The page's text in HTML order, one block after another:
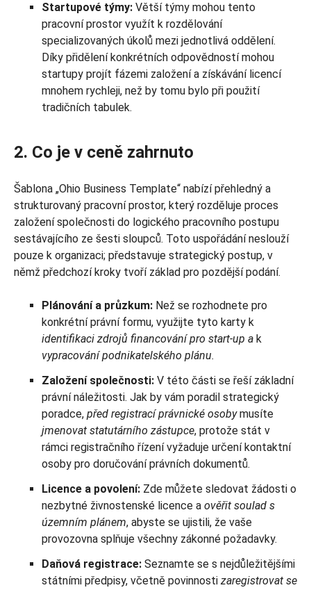
Startupové týmy: Větší týmy mohou tento
pracovní prostor využít k rozdělování
specializovaných úkolů mezi jednotlivá oddělení.
Díky přidělení konkrétních odpovědností mohou
startupy projít fázemi založení a získávání licencí
mnohem rychleji, než by tomu bylo při použití
tradičních tabulek.
2. Co je v ceně zahrnuto
Šablona „Ohio Business Template“ nabízí přehledný a
strukturovaný pracovní prostor, který rozděluje proces
založení společnosti do logického pracovního postupu
sestávajícího ze šesti sloupců. Toto uspořádání neslouží
pouze k organizaci; představuje strategický postup, v
němž předchozí kroky tvoří základ pro pozdější podání.
Plánování a průzkum: Než se rozhodnete pro
konkrétní právní formu, využijte tyto karty k
identifikaci zdrojů financování pro start-up a k
vypracování podnikatelského plánu.
Založení společnosti: V této části se řeší základní
právní náležitosti. Jak by vám poradil strategický
poradce, před registrací právnické osobymusíte
jmenovat statutárního zástupce, protože stát v
rámci registračního řízení vyžaduje určení kontaktní
osoby pro doručování právních dokumentů.
Licence a povolení: Zde můžete sledovat žádosti o
nezbytné živnostenské licence a ověřit soulad s
územním plánem, abyste se ujistili, že vaše
provozovna splňuje všechny zákonné požadavky.
Daňová registrace: Seznamte se s nejdůležitějšími
státními předpisy, včetně povinnosti zaregistrovat se